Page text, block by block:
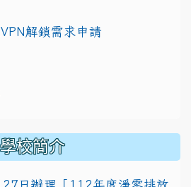
解鎖需求申請
學校簡介
日辦理「112年度淨零排放